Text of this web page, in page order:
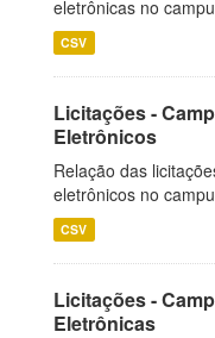
eletrônicas no
CSV
Licitações -
Eletrônicos
Relação das
eletrônicos no
CSV
Licitações -
Eletrônicas